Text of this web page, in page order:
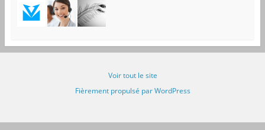
Voir tout le site
Fièrement propulsé par WordPress